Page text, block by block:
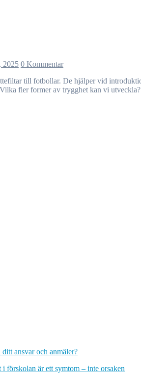
2025 0 Kommentar
fler former av trygghet kan vi utveckla?
ditt ansvar och anmäler?
i förskolan är ett symtom – inte orsaken